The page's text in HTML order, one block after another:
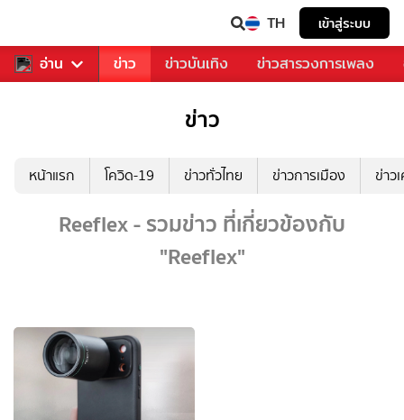
TH เข้าสู่ระบบ
อ่าน
คุณ กีฬา ข่าว ข่าวบันเทิง ข่าวสารวงการเพลง
ข่าว
หน้าแรก โควิด-19 ข่าวทั่วไทย ข่าวการเมือง ข่าว
Reeflex - รวมข่าว ที่เกี่ยวข้องกับ
"Reeflex"